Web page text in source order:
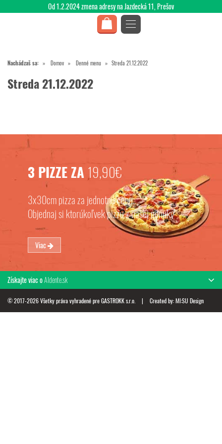
Nachádzaš sa: Domov Denné menu Streda 21.12.2022
Streda 21.12.2022
3 PIZZE ZA 19,90€
3x30cm pizza za jednotnú cenu.
Objednaj si ktorúkoľvek pizzu z našej ponuky
Viac
Získajte viac oAldente.sk
© 2017-2026 Všetky práva vyhradené pre GASTROKK s.r.o. | Created by:MI:SU Design
Od 1.2.2024 zmena adresy na Jazdecká 11, Prešov